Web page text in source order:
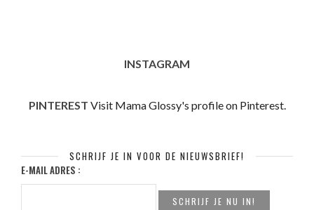
INSTAGRAM
PINTEREST Visit Mama Glossy's profile on Pinterest.
SCHRIJF JE IN VOOR DE NIEUWSBRIEF!
E-MAIL ADRES :